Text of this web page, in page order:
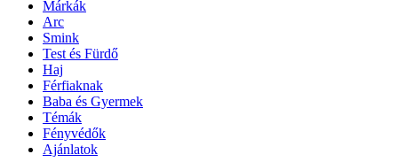
Márkák
Arc
Smink
Test és Fürdő
Haj
Férfiaknak
Baba és Gyermek
Témák
Fényvédők
Ajánlatok